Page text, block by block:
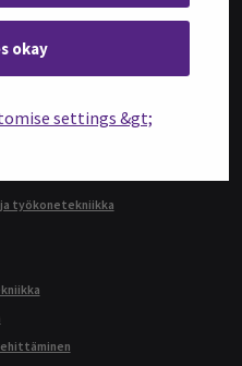
okay
settings &gt;
työkonetekniikka